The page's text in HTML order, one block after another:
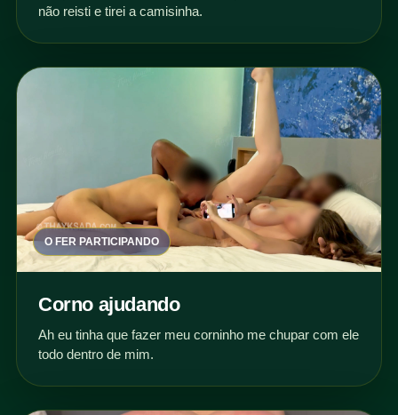
não reisti e tirei a camisinha.
O FER PARTICIPANDO
Corno ajudando
Ah eu tinha que fazer meu corninho me chupar com ele
todo dentro de mim.